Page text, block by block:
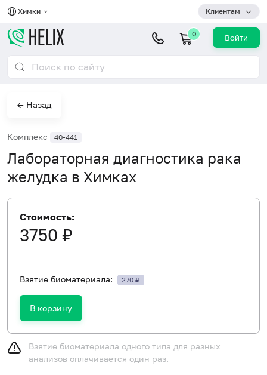
Химки Клиентам
0 Войти
← Назад
Комплекс 40-441
Лабораторная диагностика рака
желудка в Химках
Стоимость:
3750 ₽
Взятие биоматериала: 270 ₽
В корзину
Взятие биоматериала одного типа для разных
анализов оплачивается один раз.